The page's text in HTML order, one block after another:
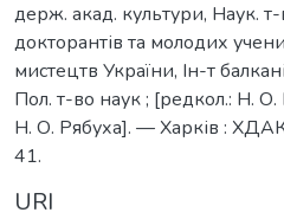
держ. акад. культури, Наук. т-
докторантів та молодих
мистецтв України, Ін-т
Пол. т-во наук ; [редкол.: Н. О.
Н. О. Рябуха]. — Харків :
41.
URI